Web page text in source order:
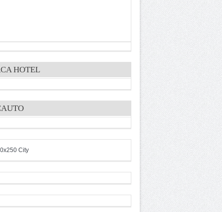
HOTEL